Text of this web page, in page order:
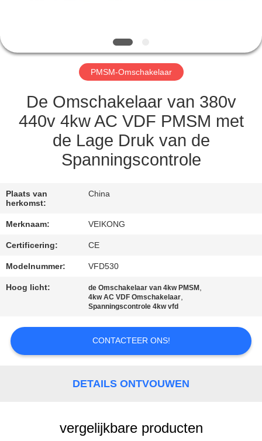
CONTACT
ONS
OP
VERZOEK
EEN
CITAAT
SITEMAP
PRIVACYBELEID
PMSM-Omschakelaar
De Omschakelaar van 380v
440v 4kw AC VDF PMSM met
de Lage Druk van de
Spanningscontrole
Plaats van
herkomst:
China
Merknaam: VEIKONG
Certificering: CE
Modelnummer: VFD530
Hoog licht: de Omschakelaar van 4kw PMSM ,
4kw AC VDF Omschakelaar,
Spanningscontrole 4kw vfd
CONTACTEER ONS!
DETAILS ONTVOUWEN
vergelijkbare producten